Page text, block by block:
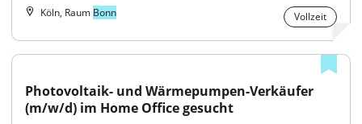
Köln, Raum Bonn Vollzeit
Photovoltaik- und Wärmepumpen-Verkäufer
(m/w/d) im Home Office gesucht